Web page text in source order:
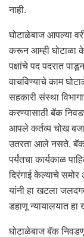
नाही.
घोटाळेबाज आपल्या
करून आम्ही घोटाळा
पक्षांचे पद पदरात
वाचविण्याचे काम
सहकारी संस्था
करण्यासाठी बॅक
आपले कर्तव्य चोख
उतरता आले नसते. बॅक
पर्यंतचा कार्यकाळ
दिरंगाई केल्याचे
यांनी हा खटला
डहाणू न्यायालयात
घोटाळेबाज बॅक